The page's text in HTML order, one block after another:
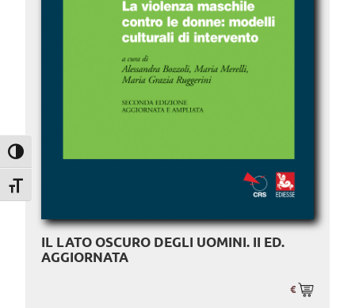
Attiva/disattiva alto contrasto
Attiva/disattiva dimensione testo
IL LATO OSCURO DEGLI UOMINI. II ED.
AGGIORNATA
€